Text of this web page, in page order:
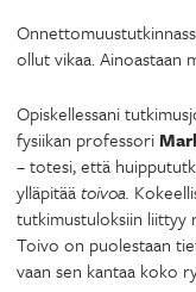
ollut vikaa.
Opiskellessani
fysiikan professori
– totesi, että
ylläpitäätoivoa.
tutkimustuloksiin liittyy
Toivo on puolestaan
vaan sen kantaa koko